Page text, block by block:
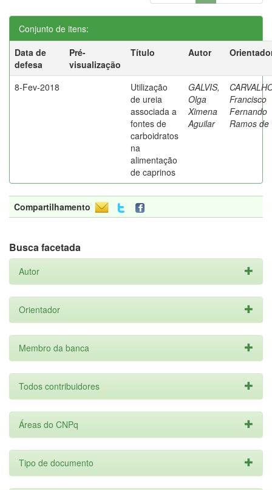
Conjunto de itens:
Data de
defesa
Pré-
visualização
Título Autor
8-Fev-2018
Utilização
de ureia
associada a
fontes de
carboidratos
na
alimentação
de caprinos
GALVIS,
Olga
Ximena
Aguilar
Francisco
Fernando
Ramos de
Compartilhamento
Busca facetada
Autor
Orientador
Membro da banca
Todos contribuidores
Áreas do CNPq
Tipo de documento